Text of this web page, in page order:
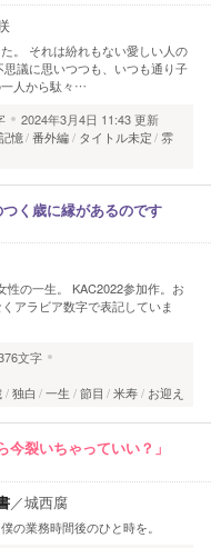
。 それは紛れもない愛しい人の
議に思いつつも、いつも通り子
人から駄々…
2024年3月4日 11:43 更新
憶 番外編 タイトル未定 雰
つく歳に縁があるのです
の一生。 KAC2022参加作。お
アラビア数字で表記していま
文字
独白 一生 節目 米寿 お迎え
今裂いちゃっていい？」
／城西腐
の業務時間後のひと時を。